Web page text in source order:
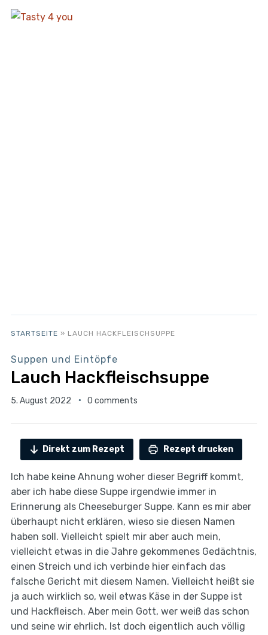
STARTSEITE » LAUCH HACKFLEISCHSUPPE
Suppen und Eintöpfe
Lauch Hackfleischsuppe
5. August 2022 0 comments
Direkt zum Rezept Rezept drucken
Ich habe keine Ahnung woher dieser Begriff kommt,
aber ich habe diese Suppe irgendwie immer in
Erinnerung als Cheeseburger Suppe. Kann es mir aber
überhaupt nicht erklären, wieso sie diesen Namen
haben soll. Vielleicht spielt mir aber auch mein,
vielleicht etwas in die Jahre gekommenes Gedächtnis,
einen Streich und ich verbinde hier einfach das
falsche Gericht mit diesem Namen. Vielleicht heißt sie
ja auch wirklich so, weil etwas Käse in der Suppe ist
und Hackfleisch. Aber mein Gott, wer weiß das schon
und seine wir ehrlich. Ist doch eigentlich auch völlig